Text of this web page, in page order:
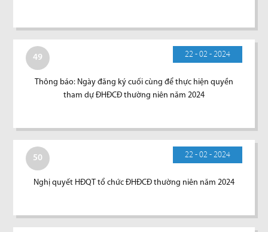
49 22 - 02 - 2024
Thông báo: Ngày đăng ký cuối cùng để thực hiện quyền
tham dự ĐHĐCĐ thường niên năm 2024
50 22 - 02 - 2024
Nghị quyết HĐQT tổ chức ĐHĐCĐ thường niên năm 2024